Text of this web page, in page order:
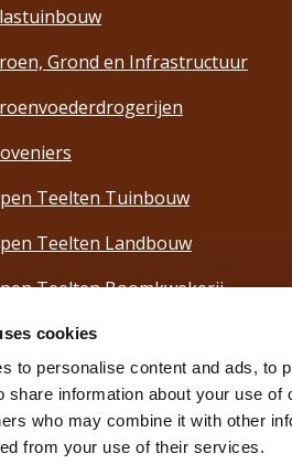
cookies
to personalise content and ads, to
share information about your use
who may combine it with other
from your use of their services.
Grond en Infrastructuur
Teelten Tuinbouw
Teelten Landbouw
Teelten Boomkwekerij
Teelten Bloembollen